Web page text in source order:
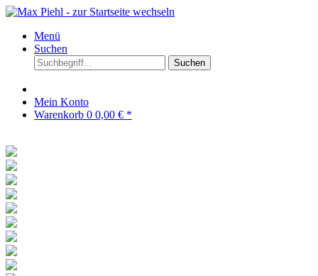
Menü
Suchen
Suchen
Mein Konto
Warenkorb 0 0,00 € *